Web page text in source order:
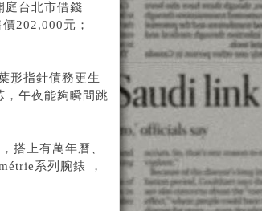
庭台北市借錢
202,000元；
形指針債務更生
，午夜能夠瞬間跳
搭上有萬年曆、
系列腕錶 ，